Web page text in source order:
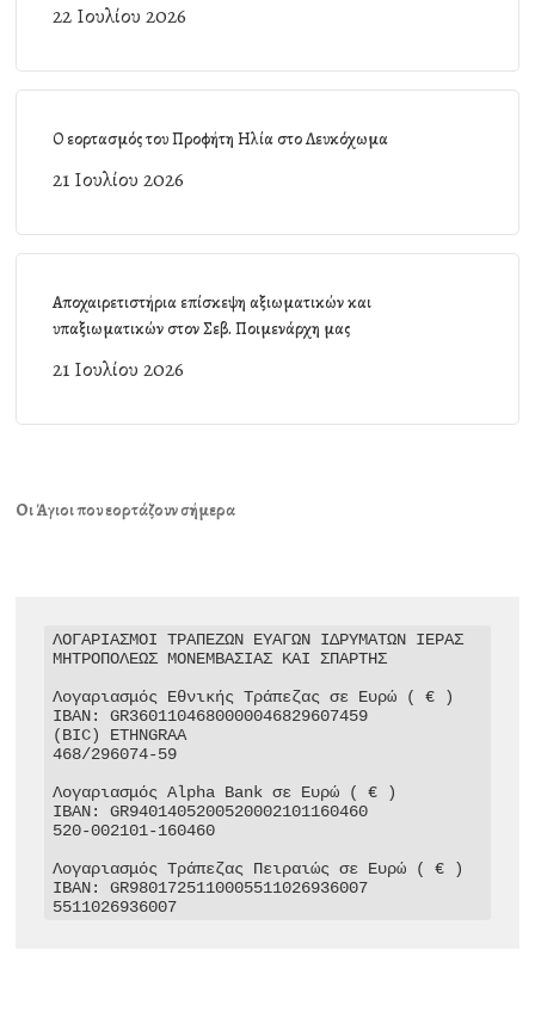
22 Ιουλίου 2026
Ο εορτασμός του Προφήτη Ηλία στο Λευκόχωμα
21 Ιουλίου 2026
Αποχαιρετιστήρια επίσκεψη αξιωματικών και
υπαξιωματικών στον Σεβ. Ποιμενάρχη μας
21 Ιουλίου 2026
Οι Άγιοι που εορτάζουν σήμερα
ΛΟΓΑΡΙΑΣΜΟΙ ΤΡΑΠΕΖΩΝ ΕΥΑΓΩΝ ΙΔΡΥΜΑΤΩΝ ΙΕΡΑΣ
ΜΗΤΡΟΠΟΛΕΩΣ ΜΟΝΕΜΒΑΣΙΑΣ ΚΑΙ ΣΠΑΡΤΗΣ
Λογαριασμός Εθνικής Τράπεζας σε Ευρώ ( € )
IBAN: GR3601104680000046829607459
(BIC) ETHNGRAA
468/296074-59
Λογαριασμός Alpha Bank σε Ευρώ ( € )
IBAN: GR9401405200520002101160460
520-002101-160460
Λογαριασμός Τράπεζας Πειραιώς σε Ευρώ ( € )
IBAN: GR9801725110005511026936007
5511026936007